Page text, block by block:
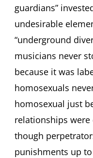
guardians”
undesirable
“underground
musicians never
because it was
homosexuals
homosexual just
relationships
though
punishments up